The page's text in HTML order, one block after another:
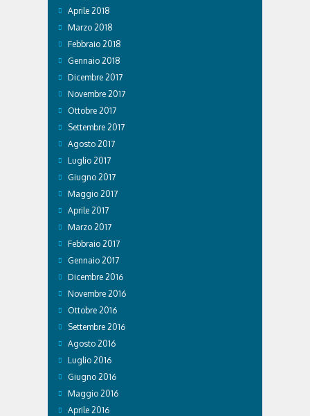
Aprile 2018
Marzo 2018
Febbraio 2018
Gennaio 2018
Dicembre 2017
Novembre 2017
Ottobre 2017
Settembre 2017
Agosto 2017
Luglio 2017
Giugno 2017
Maggio 2017
Aprile 2017
Marzo 2017
Febbraio 2017
Gennaio 2017
Dicembre 2016
Novembre 2016
Ottobre 2016
Settembre 2016
Agosto 2016
Luglio 2016
Giugno 2016
Maggio 2016
Aprile 2016